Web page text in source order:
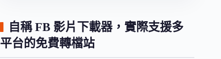
自稱 FB 影片下載器，實際支援多
平台的免費轉檔站